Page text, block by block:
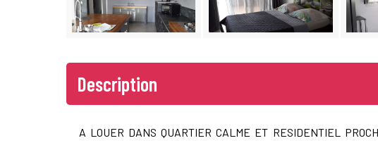
Description
A LOUER DANS QUARTIER CALME ET RESIDENTIEL